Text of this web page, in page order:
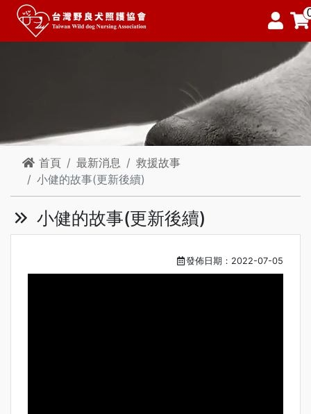
首頁 最新消息
救援故事
小健的故事(更新後續)
小健的故事(更新後續)
發佈日期：2022-07-05